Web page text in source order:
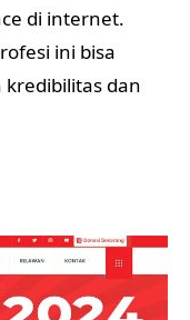
di internet.
ini bisa
dan